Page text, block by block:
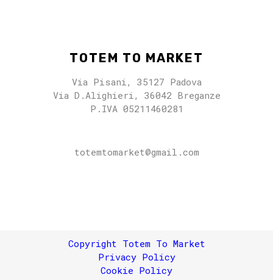
TOTEM TO MARKET
Via Pisani, 35127 Padova
Via D.Alighieri, 36042 Breganze
P.IVA 05211460281
totemtomarket@gmail.com
Copyright Totem To Market
Privacy Policy
Cookie Policy